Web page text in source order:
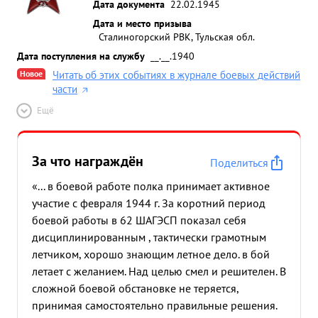
Дата документа 22.02.1945
Дата и место призыва
Сталиногорский РВК, Тульская обл.
Дата поступления на службу
__.__.1940
Новое
Читать об этих событиях в журнале боевых действий
части
Ещё
За что награждён
Поделиться
«... в боевой работе полка принимает активное
участие с февраля 1944 г. За коротний период
боевой работы в 62 ШАГЭСП показал себя
дисциплинированным , тактически грамотным
летчиком, хорошо знающим летное дело. в бой
летает с желанием. Над целью смел и решителен. В
сложной боевой обстановке не теряется,
принимая самостоятельно правильные решения.